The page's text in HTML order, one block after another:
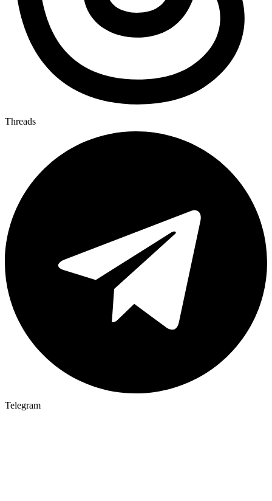
Threads
Telegram